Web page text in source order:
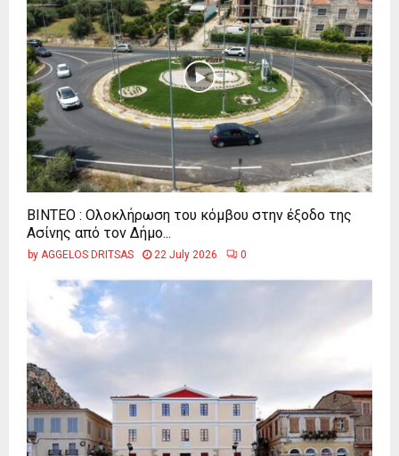
ΒΙΝΤΕΟ : Ολοκλήρωση του κόμβου στην έξοδο της
Ασίνης από τον Δήμο...
by AGGELOS DRITSAS 22 July 2026 0